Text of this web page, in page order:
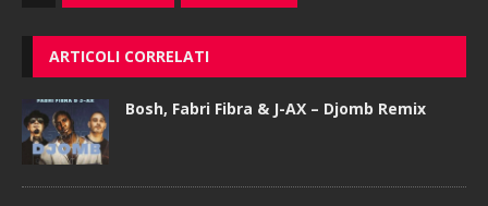
ARTICOLI CORRELATI
Bosh, Fabri Fibra & J-AX – Djomb Remix